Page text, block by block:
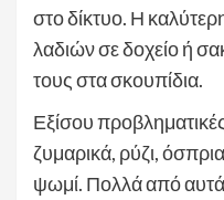
στο δίκτυο. Η
λαδιών σε δοχείο ή
τους στα σκουπίδια.
Εξίσου
ζυμαρικά, ρύζι,
ψωμί. Πολλά από